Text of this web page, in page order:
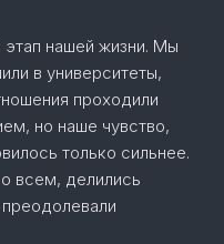
нашей жизни. Мы
в университеты,
проходили
но наше чувство,
только сильнее.
всем, делились